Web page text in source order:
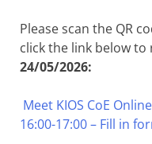
Please scan the QR
click the link below
24/05/2026:
Meet KIOS CoE
16:00-17:00 – Fill in